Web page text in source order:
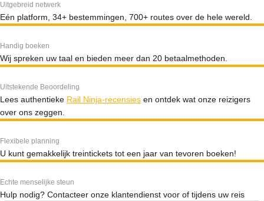
Uitgebreid netwerk
Eén platform, 34+ bestemmingen, 700+ routes over de hele wereld.
Handig boeken
Wij spreken uw taal en bieden meer dan 20 betaalmethoden.
Uitstekende Beoordeling
Lees authentieke Rail Ninja-recensies en ontdek wat onze reizigers
over ons zeggen.
Flexibele planning
U kunt gemakkelijk treintickets tot een jaar van tevoren boeken!
Echte menselijke steun
Hulp nodig? Contacteer onze klantendienst voor of tijdens uw reis